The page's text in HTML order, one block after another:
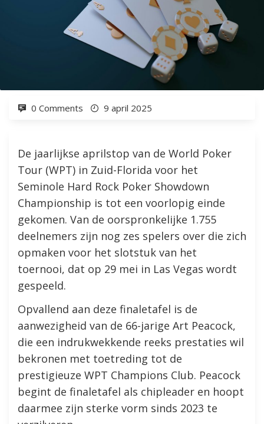
0 Comments 9 april 2025
De jaarlijkse aprilstop van de World Poker
Tour (WPT) in Zuid-Florida voor het
Seminole Hard Rock Poker Showdown
Championship is tot een voorlopig einde
gekomen. Van de oorspronkelijke 1.755
deelnemers zijn nog zes spelers over die zich
opmaken voor het slotstuk van het
toernooi, dat op 29 mei in Las Vegas wordt
gespeeld.
Opvallend aan deze finaletafel is de
aanwezigheid van de 66-jarige Art Peacock,
die een indrukwekkende reeks prestaties wil
bekronen met toetreding tot de
prestigieuze WPT Champions Club. Peacock
begint de finaletafel als chipleader en hoopt
daarmee zijn sterke vorm sinds 2023 te